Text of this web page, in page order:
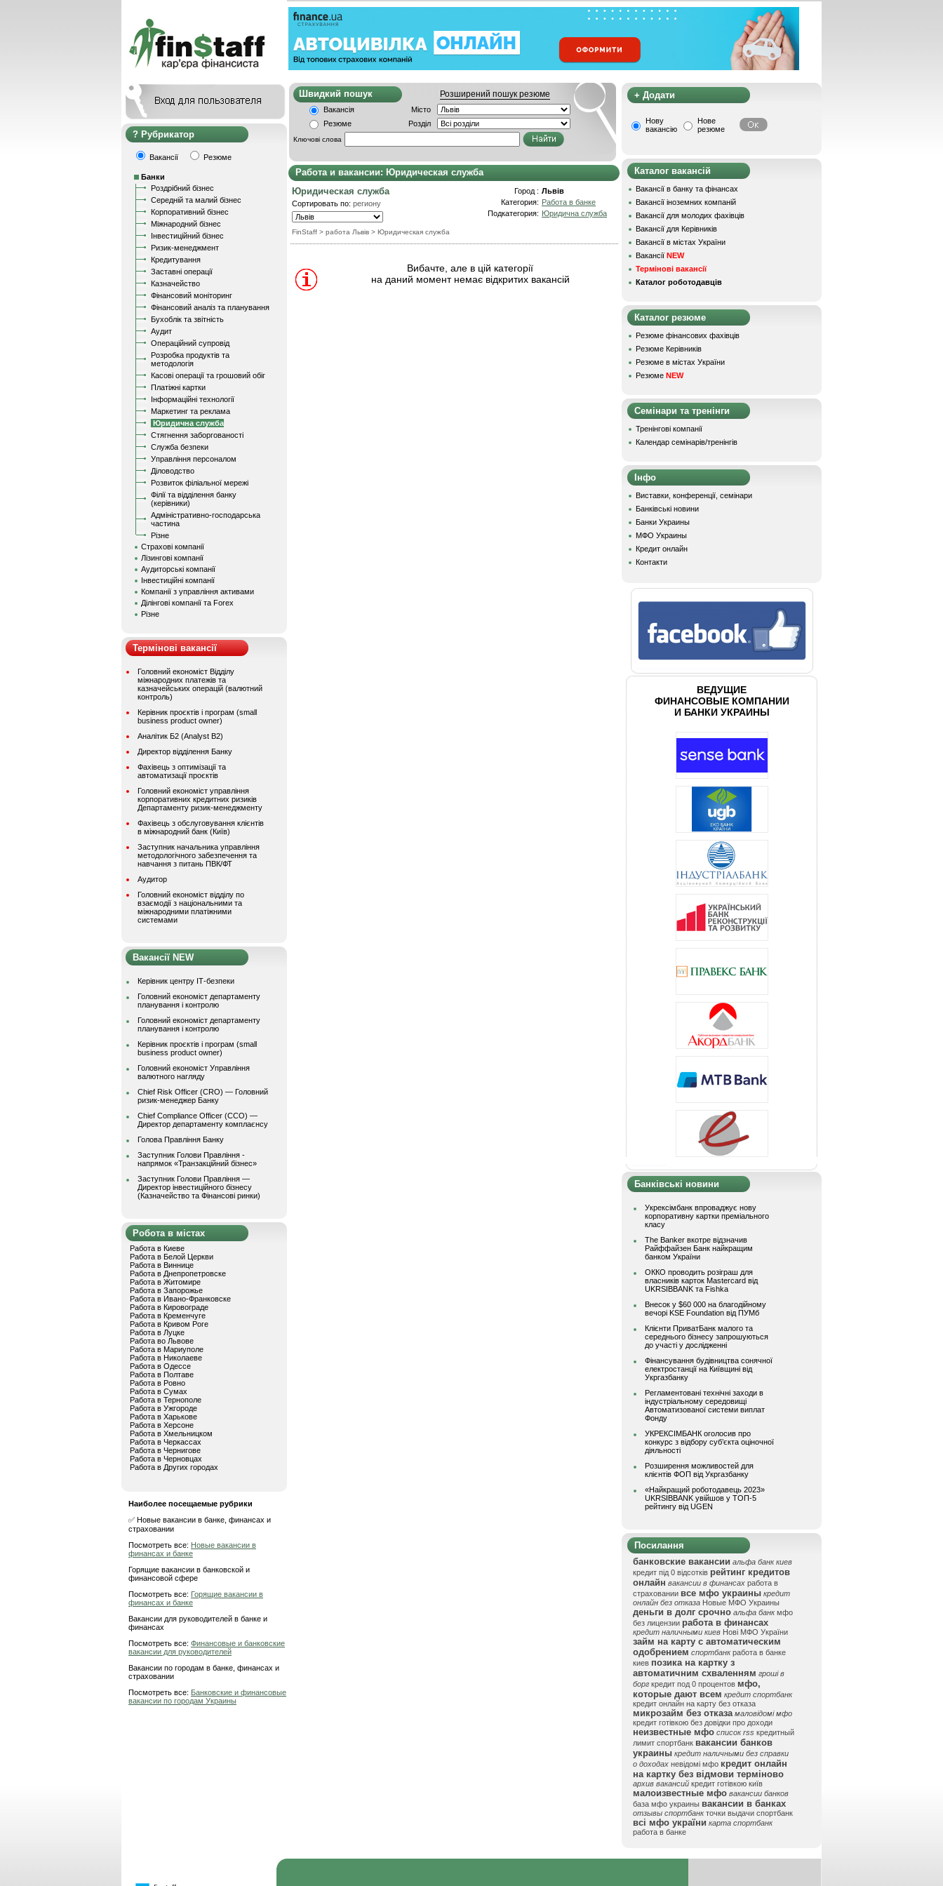
Рубрикатор
Вакансії Резюме
Банки
Роздрібний бізнес
Середній та малий бізнес
Корпоративний бізнес
Міжнародний бізнес
Інвестиційний бізнес
Ризик-менеджмент
Кредитування
Заставні операції
Казначейство
Фінансовий моніторинг
Фінансовий аналіз та планування
Бухоблік та звітність
Аудит
Операційний супровід
Розробка продуктів та
методологія
Касові операції та грошовий обіг
Платіжні картки
Інформаційні технології
Маркетинг та реклама
Юридична служба
Стягнення заборгованості
Служба безпеки
Управління персоналом
Діловодство
Розвиток філіальної мережі
Філії та відділення банку
(керівники)
Адміністративно-господарська
частина
Різне
Страхові компанії
Лізингові компанії
Аудиторські компанії
Інвестиційні компанії
Компанії з управління активами
Ділінгові компанії та Forex
Різне
Термінові вакансії
Головний економіст Відділу
міжнародних платежів та
казначейських операцій (валютний
контроль)
Керівник проєктів і програм (small
business product owner)
Аналітик Б2 (Analyst B2)
Директор відділення Банку
Фахівець з оптимізації та
автоматизації проєктів
Головний економіст управління
корпоративних кредитних ризиків
Департаменту ризик-менеджменту
Фахівець з обслуговування клієнтів
в міжнародний банк (Київ)
Заступник начальника управління
методологічного забезпечення та
навчання з питань ПВК/ФТ
Аудитор
Головний економіст відділу по
взаємодії з національними та
міжнародними платіжними
системами
Вакансії NEW
Керівник центру ІТ-безпеки
Головний економіст департаменту
планування і контролю
Головний економіст департаменту
планування і контролю
Керівник проєктів і програм (small
business product owner)
Головний економіст Управління
валютного нагляду
Chief Risk Officer (CRO) — Головний
ризик-менеджер Банку
Chief Compliance Officer (CCO) —
Директор департаменту комплаєнсу
Голова Правління Банку
Заступник Голови Правління -
напрямок «Транзакційний бізнес»
Заступник Голови Правління —
Директор інвестиційного бізнесу
(Казначейство та Фінансові ринки)
Робота в містах
Работа в Киеве
Работа в Белой Церкви
Работа в Виннице
Работа в Днепропетровске
Работа в Житомире
Работа в Запорожье
Работа в Ивано-Франковске
Работа в Кировограде
Работа в Кременчуге
Работа в Кривом Роге
Работа в Луцке
Работа во Львове
Работа в Мариуполе
Работа в Николаеве
Работа в Одессе
Работа в Полтаве
Работа в Ровно
Работа в Сумах
Работа в Тернополе
Работа в Ужгороде
Работа в Харькове
Работа в Херсоне
Работа в Хмельницком
Работа в Черкассах
Работа в Чернигове
Работа в Черновцах
Работа в Других городах
Наиболее посещаемые рубрики
✅ Новые вакансии в банке, финансах и
страховании
Посмотреть все: Новые вакансии в
финансах и банке
Горящие вакансии в банковской и
финансовой сфере
Посмотреть все: Горящие вакансии в
финансах и банке
Вакансии для руководителей в банке и
финансах
Посмотреть все: Финансовые и банковские
вакансии для руководителей
Вакансии по городам в банке, финансах и
страховании
Посмотреть все: Банковские и финансовые
вакансии по городам Украины
Швидкий пошук Розширений пошук резюме
Вакансія
Місто
Резюме
Розділ
Ключові слова
Работа и вакансии: Юридическая служба
Юридическая служба
Сортировать по: региону
FinStaff > работа Львів > Юридическая служба
Город : Львів
Категория: Работа в банке
Подкатегория: Юридична служба
Вибачте, але в цій категорії
на даний момент немає відкритих вакансій
+ Додати
Нову
вакансію
Нове
резюме
Каталог вакансій
Вакансії в банку та фінансах
Вакансії іноземних компаній
Вакансії для молодих фахівців
Вакансії для Керівників
Вакансії в містах України
Вакансії NEW
Термінові вакансії
Каталог роботодавців
Каталог резюме
Резюме фінансових фахівців
Резюме Керівників
Резюме в містах України
Резюме NEW
Семінари та тренінги
Тренінгові компанії
Календар семінарів/тренінгів
Інфо
Виставки, конференції, семінари
Банківські новини
Банки Украины
МФО Украины
Кредит онлайн
Контакти
ВЕДУЩИЕ
ФИНАНСОВЫЕ КОМПАНИИ
И БАНКИ УКРАИНЫ
Банківські новини
Укрексімбанк впроваджує нову
корпоративну картки преміального
класу
The Banker вкотре відзначив
Райффайзен Банк найкращим
банком України
ОККО проводить розіграш для
власників карток Mastercard від
UKRSIBBANK та Fishka
Внесок у $60 000 на благодійному
вечорі KSE Foundation від ПУМб
Клієнти ПриватБанк малого та
середнього бізнесу запрошуються
до участі у дослідженні
Фінансування будівництва сонячної
електростанції на Київщині від
Укргазбанку
Регламентовані технічні заходи в
індустріальному середовищі
Автоматизованої системи виплат
Фонду
УКРЕКСІМБАНК оголосив про
конкурс з відбору суб’єкта оціночної
діяльності
Розширення можливостей для
клієнтів ФОП від Укргазбанку
«Найкращий роботодавець 2023»
UKRSIBBANK увійшов у ТОП-5
рейтингу від UGEN
Посилання
банковские вакансии альфа банк киев
кредит під 0 відсотків рейтинг кредитов
онлайн вакансии в финансах работа в
страховании все мфо украины кредит
онлайн без отказа Новые МФО Украины
деньги в долг срочно альфа банк мфо
без лицензии работа в финансах
кредит наличными киев Нові МФО України
займ на карту с автоматическим
одобрением спортбанк работа в банке
киев позика на картку з
автоматичним схваленням гроші в
борг кредит под 0 процентов мфо,
которые дают всем кредит спортбанк
кредит онлайн на карту без отказа
микрозайм без отказа маловідомі мфо
кредит готівкою без довідки про доходи
неизвестные мфо список rss кредитный
лимит спортбанк вакансии банков
украины кредит наличными без справки
о доходах невідомі мфо кредит онлайн
на картку без відмови терміново
архив вакансий кредит готівкою київ
малоизвестные мфо вакансии банков
база мфо украины вакансии в банках
отзывы спортбанк точки выдачи спортбанк
всі мфо україни карта спортбанк
работа в банке